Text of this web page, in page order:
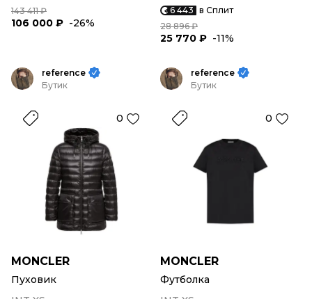
143 411 ₽
106 000 ₽ -26%
6 443 в Сплит
28 896 ₽
25 770 ₽ -11%
reference
Бутик
0
MONCLER
Пуховик
reference
Бутик
0
MONCLER
Футболка